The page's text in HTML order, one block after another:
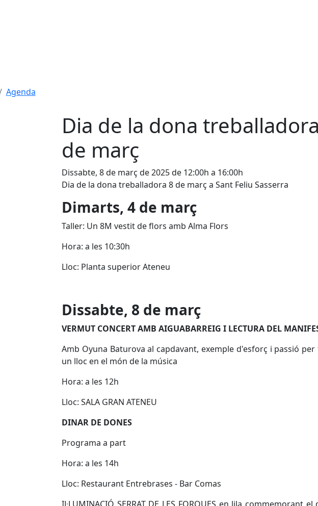
Agenda
Dia de la dona
de març
Dissabte, 8 de març de 2025 de 12:00h a 16:00h
Dia de la dona treballadora 8 de març a Sant Feliu Sasserra
Dimarts, 4 de març
Taller: Un 8M vestit de flors amb Alma Flors
Hora: a les 10:30h
Lloc: Planta superior Ateneu
Dissabte, 8 de març
VERMUT CONCERT AMB AIGUABARREIG I LECTURA DEL
Amb Oyuna Baturova al capdavant, exemple d'esforç i passió per
un lloc en el món de la música
Hora: a les 12h
Lloc: SALA GRAN ATENEU
DINAR DE DONES
Programa a part
Hora: a les 14h
Lloc: Restaurant Entrebrases - Bar Comas